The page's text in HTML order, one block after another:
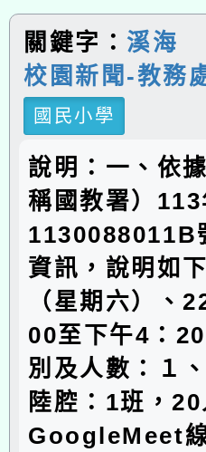
關鍵字： 溪海
校園新聞-教務
國民小學
說明：一、依
稱國教署）
1130088011B
資訊，說明如
（星期六）、
00至下午4：
別及人數：１
陸腔：1班，
GoogleMeet